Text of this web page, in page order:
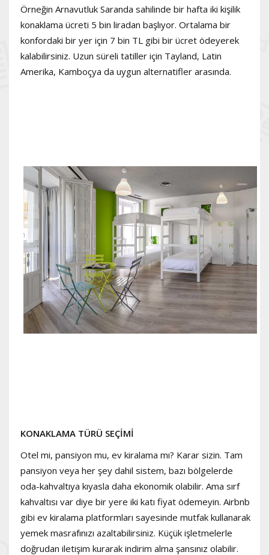
Örneğin Arnavutluk Saranda sahilinde bir hafta iki kişilik
konaklama ücreti 5 bin liradan başlıyor. Ortalama bir
konfordaki bir yer için 7 bin TL gibi bir ücret ödeyerek
kalabilirsiniz. Uzun süreli tatiller için Tayland, Latin
Amerika, Kamboçya da uygun alternatifler arasında.
KONAKLAMA TÜRÜ SEÇİMİ
Otel mi, pansiyon mu, ev kiralama mı? Karar sizin. Tam
pansiyon veya her şey dahil sistem, bazı bölgelerde
oda-kahvaltıya kıyasla daha ekonomik olabilir. Ama sırf
kahvaltısı var diye bir yere iki katı fiyat ödemeyin. Airbnb
gibi ev kiralama platformları sayesinde mutfak kullanarak
yemek masrafınızı azaltabilirsiniz. Küçük işletmelerle
doğrudan iletişim kurarak indirim alma şansınız olabilir.